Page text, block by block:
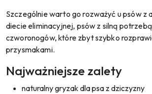
Szczególnie warto go rozważyć u psów z
diecie eliminacyjnej, psów z silną
czworonogów, które zbyt szybko
przysmakami.
Najważniejsze zalety
naturalny gryzak dla psa z dziczyzny